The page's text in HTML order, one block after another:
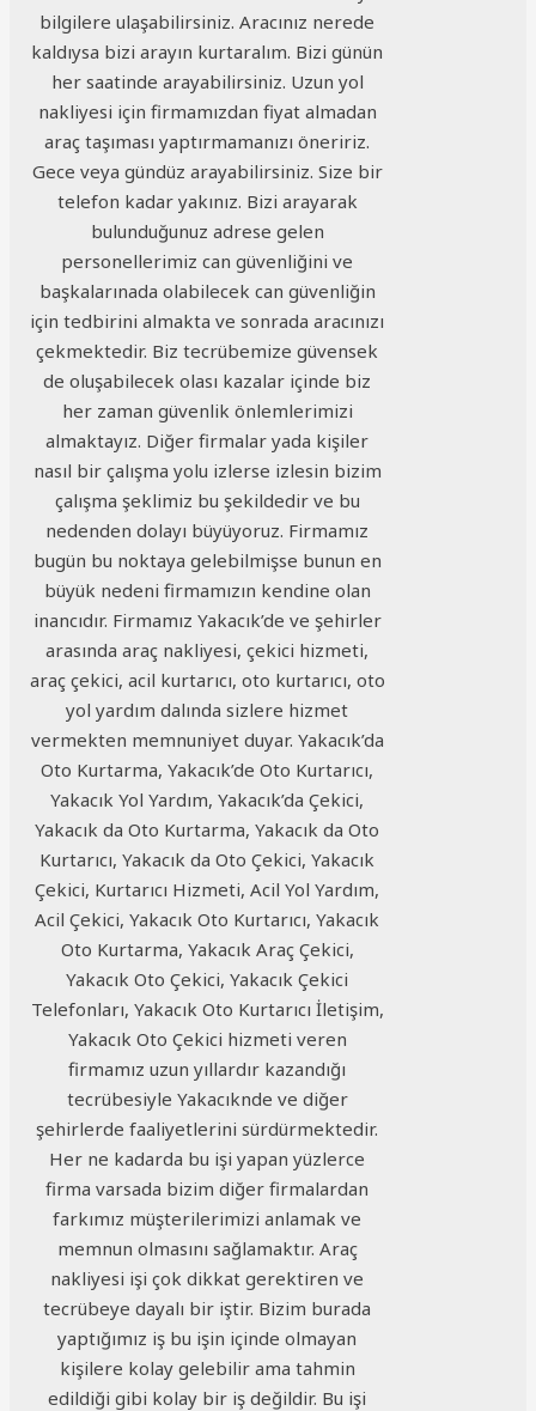
bilgilere ulaşabilirsiniz. Aracınız nerede
kaldıysa bizi arayın kurtaralım. Bizi günün
her saatinde arayabilirsiniz. Uzun yol
nakliyesi için firmamızdan fiyat almadan
araç taşıması yaptırmamanızı öneririz.
Gece veya gündüz arayabilirsiniz. Size bir
telefon kadar yakınız. Bizi arayarak
bulunduğunuz adrese gelen
personellerimiz can güvenliğini ve
başkalarınada olabilecek can güvenliğin
için tedbirini almakta ve sonrada aracınızı
çekmektedir. Biz tecrübemize güvensek
de oluşabilecek olası kazalar içinde biz
her zaman güvenlik önlemlerimizi
almaktayız. Diğer firmalar yada kişiler
nasıl bir çalışma yolu izlerse izlesin bizim
çalışma şeklimiz bu şekildedir ve bu
nedenden dolayı büyüyoruz. Firmamız
bugün bu noktaya gelebilmişse bunun en
büyük nedeni firmamızın kendine olan
inancıdır. Firmamız Yakacık’de ve şehirler
arasında araç nakliyesi, çekici hizmeti,
araç çekici, acil kurtarıcı, oto kurtarıcı, oto
yol yardım dalında sizlere hizmet
vermekten memnuniyet duyar. Yakacık’da
Oto Kurtarma, Yakacık’de Oto Kurtarıcı,
Yakacık Yol Yardım, Yakacık’da Çekici,
Yakacık da Oto Kurtarma, Yakacık da Oto
Kurtarıcı, Yakacık da Oto Çekici, Yakacık
Çekici, Kurtarıcı Hizmeti, Acil Yol Yardım,
Acil Çekici, Yakacık Oto Kurtarıcı, Yakacık
Oto Kurtarma, Yakacık Araç Çekici,
Yakacık Oto Çekici, Yakacık Çekici
Telefonları, Yakacık Oto Kurtarıcı İletişim,
Yakacık Oto Çekici hizmeti veren
firmamız uzun yıllardır kazandığı
tecrübesiyle Yakacıknde ve diğer
şehirlerde faaliyetlerini sürdürmektedir.
Her ne kadarda bu işi yapan yüzlerce
firma varsada bizim diğer firmalardan
farkımız müşterilerimizi anlamak ve
memnun olmasını sağlamaktır. Araç
nakliyesi işi çok dikkat gerektiren ve
tecrübeye dayalı bir iştir. Bizim burada
yaptığımız iş bu işin içinde olmayan
kişilere kolay gelebilir ama tahmin
edildiği gibi kolay bir iş değildir. Bu işi